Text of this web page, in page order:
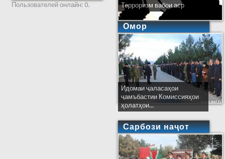
Пользователей онлайн: 0. Терроризм вабои аср
Омор
Идомаи ҷаласаҳои
ҷамъбастии Комиссияҳои
ҳолатҳои...
Сарбози наҷот